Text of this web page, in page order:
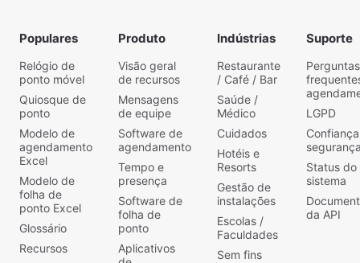
Populares
Relógio de
ponto móvel
Quiosque de
ponto
Modelo de
agendamento
Excel
Modelo de
folha de
ponto Excel
Glossário
Recursos
Produto
Visão geral
de recursos
Mensagens
de equipe
Software de
agendamento
Tempo e
presença
Software de
folha de
ponto
Aplicativos
Indústrias
Restaurante
/ Café / Bar
Saúde /
Médico
Cuidados
Hotéis e
Resorts
Gestão de
instalações
Escolas /
Faculdades
Sem fins
Suporte
Perguntas
LGPD
Status do
sistema
da API